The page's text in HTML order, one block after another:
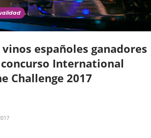
vinos españoles ganadores
International
Challenge 2017